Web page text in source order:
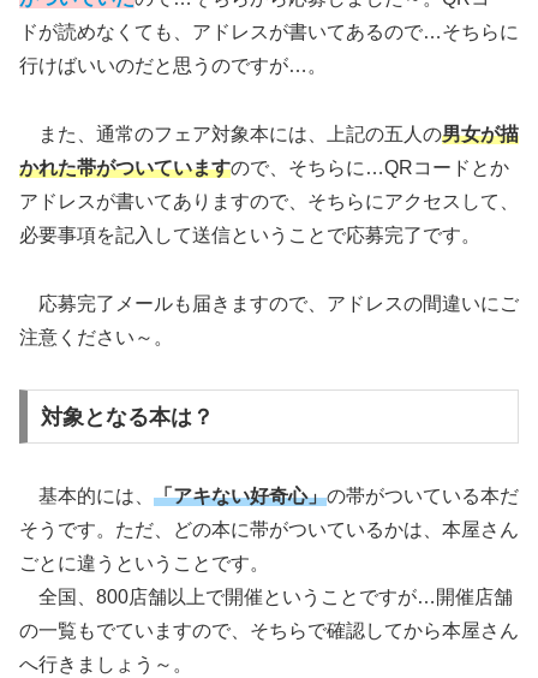
ドが読めなくても、アドレスが書いてあるので…そちらに
行けばいいのだと思うのですが…。
また、通常のフェア対象本には、上記の五人の男女が描
かれた帯がついていますので、そちらに…QRコードとか
アドレスが書いてありますので、そちらにアクセスして、
必要事項を記入して送信ということで応募完了です。
応募完了メールも届きますので、アドレスの間違いにご
注意ください～。
対象となる本は？
基本的には、 「アキない好奇心」の帯がついている本だ
そうです。ただ、どの本に帯がついているかは、本屋さん
ごとに違うということです。
全国、800店舗以上で開催ということですが…開催店舗
の一覧もでていますので、そちらで確認してから本屋さん
へ行きましょう～。